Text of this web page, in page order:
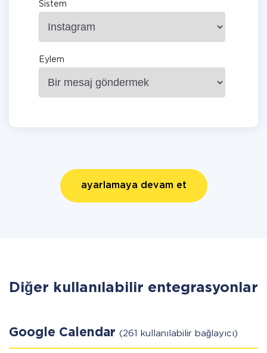
Sistem
Eylem
ayarlamaya devam et
Diğer kullanılabilir entegrasyonlar
Google Calendar (261 kullanılabilir bağlayıcı)